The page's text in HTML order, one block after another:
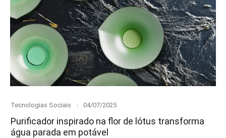
Category
Tecnologias Sociais
Posted
04/07/2025
Purificador inspirado na flor de lótus transforma
água parada em potável